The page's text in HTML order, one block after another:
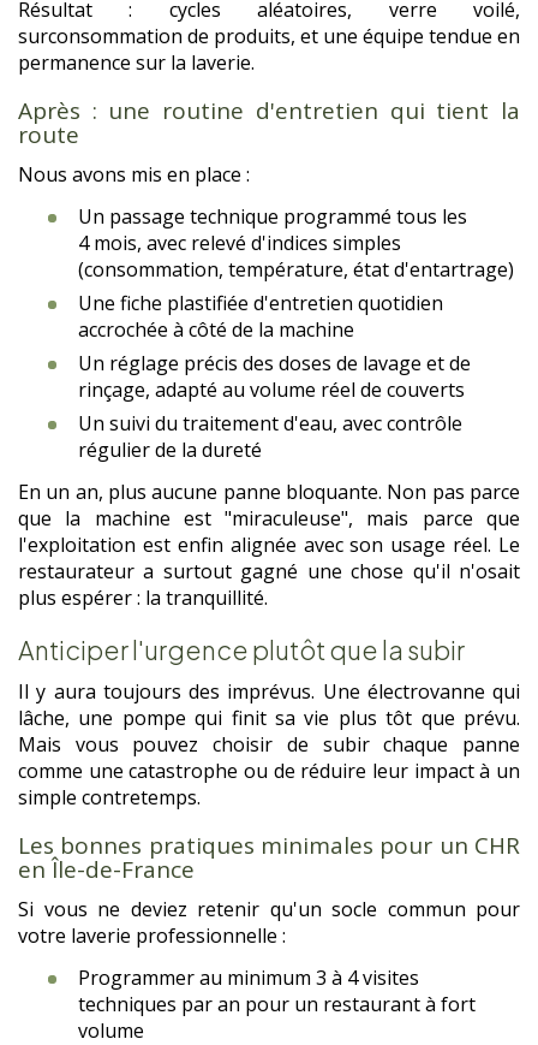
Résultat : cycles aléatoires, verre voilé,
surconsommation de produits, et une équipe tendue en
permanence sur la laverie.
Après : une routine d'entretien qui tient la
route
Nous avons mis en place :
Un passage technique programmé tous les
4 mois, avec relevé d'indices simples
(consommation, température, état d'entartrage)
Une fiche plastifiée d'entretien quotidien
accrochée à côté de la machine
Un réglage précis des doses de lavage et de
rinçage, adapté au volume réel de couverts
Un suivi du traitement d'eau, avec contrôle
régulier de la dureté
En un an, plus aucune panne bloquante. Non pas parce
que la machine est "miraculeuse", mais parce que
l'exploitation est enfin alignée avec son usage réel. Le
restaurateur a surtout gagné une chose qu'il n'osait
plus espérer : la tranquillité.
Anticiper l'urgence plutôt que la subir
Il y aura toujours des imprévus. Une électrovanne qui
lâche, une pompe qui finit sa vie plus tôt que prévu.
Mais vous pouvez choisir de subir chaque panne
comme une catastrophe ou de réduire leur impact à un
simple contretemps.
Les bonnes pratiques minimales pour un CHR
en Île-de-France
Si vous ne deviez retenir qu'un socle commun pour
votre laverie professionnelle :
Programmer au minimum 3 à 4 visites
techniques par an pour un restaurant à fort
volume